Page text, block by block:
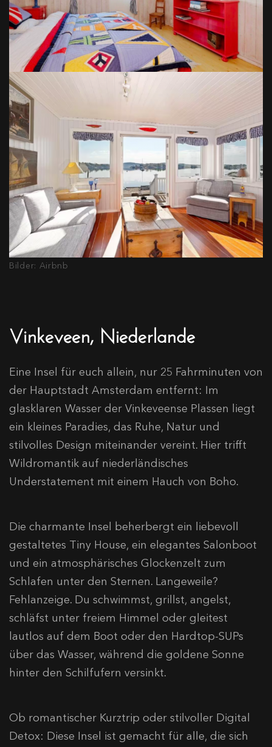
Bilder: Airbnb
Vinkeveen, Niederlande
Eine Insel für euch allein, nur 25 Fahrminuten von
der Hauptstadt Amsterdam entfernt: Im
glasklaren Wasser der Vinkeveense Plassen liegt
ein kleines Paradies, das Ruhe, Natur und
stilvolles Design miteinander vereint. Hier trifft
Wildromantik auf niederländisches
Understatement mit einem Hauch von Boho.
Die charmante Insel beherbergt ein liebevoll
gestaltetes Tiny House, ein elegantes Salonboot
und ein atmosphärisches Glockenzelt zum
Schlafen unter den Sternen. Langeweile?
Fehlanzeige. Du schwimmst, grillst, angelst,
schläfst unter freiem Himmel oder gleitest
lautlos auf dem Boot oder den Hardtop-SUPs
über das Wasser, während die goldene Sonne
hinter den Schilfufern versinkt.
Ob romantischer Kurztrip oder stilvoller Digital
Detox: Diese Insel ist gemacht für alle, die sich